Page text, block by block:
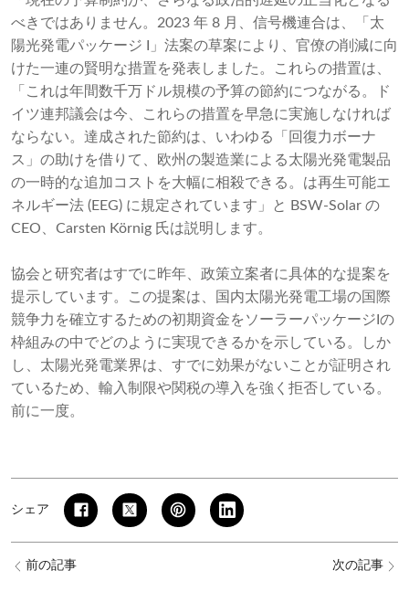
べきではありません。2023 年 8 月、信号機連合は、「太
陽光発電パッケージ I」法案の草案により、官僚の削減に向
けた一連の賢明な措置を発表しました。これらの措置は、
「これは年間数千万ドル規模の予算の節約につながる。ド
イツ連邦議会は今、これらの措置を早急に実施しなければ
ならない。達成された節約は、いわゆる「回復力ボーナ
ス」の助けを借りて、欧州の製造業による太陽光発電製品
の一時的な追加コストを大幅に相殺できる。は再生可能エ
ネルギー法 (EEG) に規定されています」と BSW-Solar の
CEO、Carsten Körnig 氏は説明します。
協会と研究者はすでに昨年、政策立案者に具体的な提案を
提示しています。この提案は、国内太陽光発電工場の国際
競争力を確立するための初期資金をソーラーパッケージIの
枠組みの中でどのように実現できるかを示している。しか
し、太陽光発電業界は、すでに効果がないことが証明され
ているため、輸入制限や関税の導入を強く拒否している。
前に一度。
シェア
前の記事 次の記事